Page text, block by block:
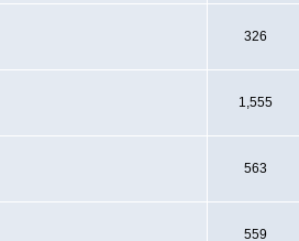
326
1,555
563
559